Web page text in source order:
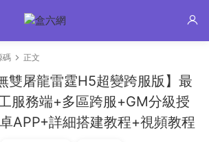
碼 正文
雙屠龍雷霆H5超變跨服版】最
服務端+多區跨服+GM分級授
APP+詳細搭建教程+視頻教程